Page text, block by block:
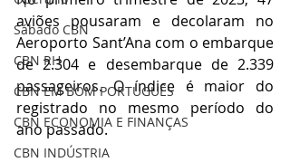
Sábado CBN
CBN RH
CBN EM BOM PORTUGUÊS
CBN ECONOMIA E FINANÇAS
CBN INDÚSTRIA
aviões pousaram e decolaram no
Aeroporto Sant’Ana com o embarque
de 2.304 e desembarque de 2.339
passageiros. O índice é maior do
registrado no mesmo período do
ano passado.